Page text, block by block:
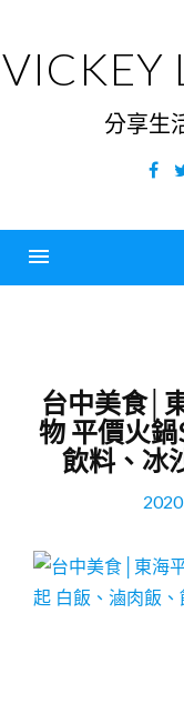
content
VICKEY
分享生
台中美食│
物 平價火
飲料、冰